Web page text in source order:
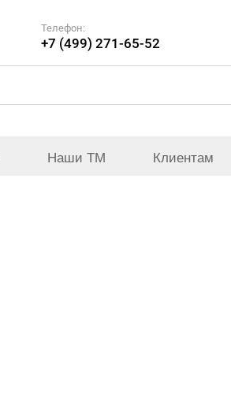
Телефон:
+7 (499) 271-65-52
Наши ТМ Клиентам